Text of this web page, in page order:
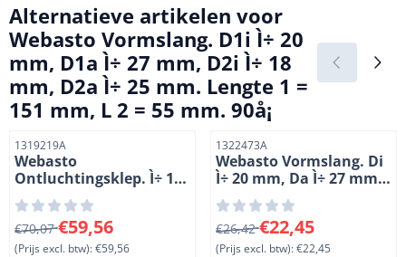
Alternatieve artikelen voor
Webasto Vormslang. D1i Ì÷ 20
mm, D1a Ì÷ 27 mm, D2i Ì÷ 18
mm, D2a Ì÷ 25 mm. Lengte 1 =
151 mm, L 2 = 55 mm. 90å¡
Artikelnummer
1319219A
Webasto
Ontluchtingsklep. Ì÷ 18
mm
Van 70,07 voor 59,56, exclusief btw: 59,56
€70,07€59,56
(Prijs excl. btw):€59,56
Artikelnummer
1322473A
Webasto Vormslang. Di
Ì÷ 20 mm, Da Ì÷ 27 mm.
Lengte 1 = 190 mm, L 2 =
120 mm, L 3 = 70 mm.
180å¡
Van 26,42 voor 22,45,
€26,42€22,45
(Prijs excl. btw):€22,45